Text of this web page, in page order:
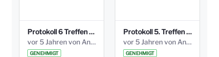
Protokoll 6 Treffen 20150205 AG Bismarckplatz.pdf
vor 5 Jahren von Anni Schlumberger
GENEHMIGT
Protokoll 5. Treffen 20141208 AG Bismarkplatz.pdf
vor 5 Jahren von Anni Schlumberger
GENEHMIGT